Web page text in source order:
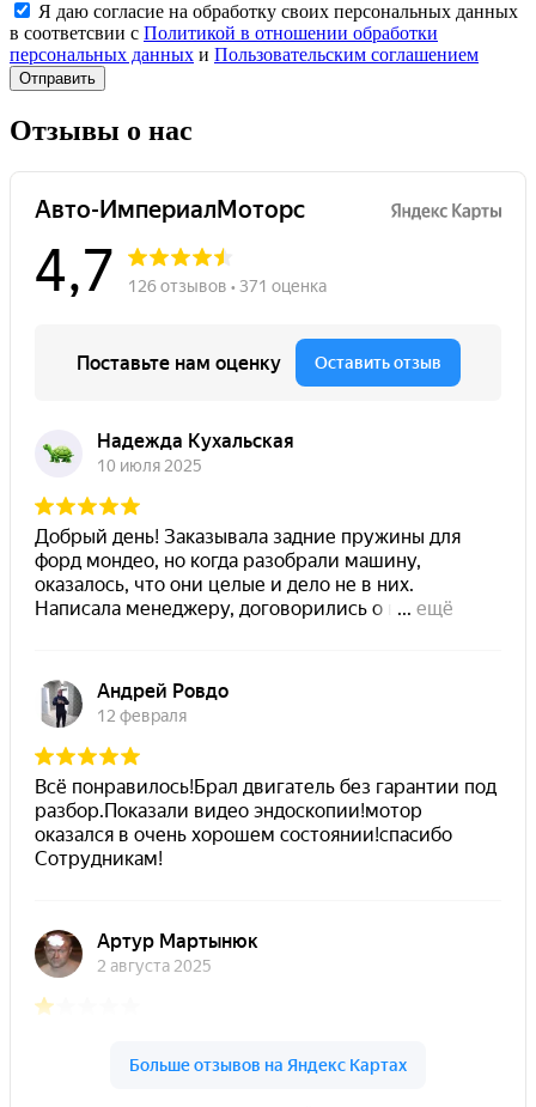
Я даю согласие на обработку своих персональных данных
в соответсвии с Политикой в отношении обработки
персональных данных и Пользовательским соглашением
Отправить
Отзывы о нас